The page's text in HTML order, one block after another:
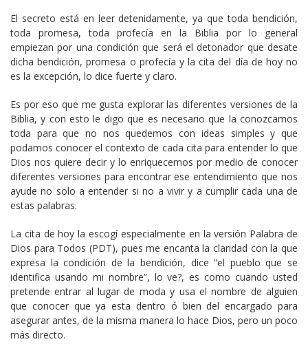
El secreto está en leer detenidamente, ya que toda bendición,
toda promesa, toda profecía en la Biblia por lo general
empiezan por una condición que será el detonador que desate
dicha bendición, promesa o profecía y la cita del día de hoy no
es la excepción, lo dice fuerte y claro.
Es por eso que me gusta explorar las diferentes versiones de la
Biblia, y con esto le digo que es necesario que la conozcamos
toda para que no nos quedemos con ideas simples y que
podamos conocer el contexto de cada cita para entender lo que
Dios nos quiere decir y lo enriquecemos por medio de conocer
diferentes versiones para encontrar ese entendimiento que nos
ayude no solo a entender si no a vivir y a cumplir cada una de
estas palabras.
La cita de hoy la escogí especialmente en la versión Palabra de
Dios para Todos (PDT), pues me encanta la claridad con la que
expresa la condición de la bendición, dice “el pueblo que se
identifica usando mi nombre”, lo ve?, es como cuando usted
pretende entrar al lugar de moda y usa el nombre de alguien
que conocer que ya esta dentro ó bien del encargado para
asegurar antes, de la misma manera lo hace Dios, pero un poco
más directo.